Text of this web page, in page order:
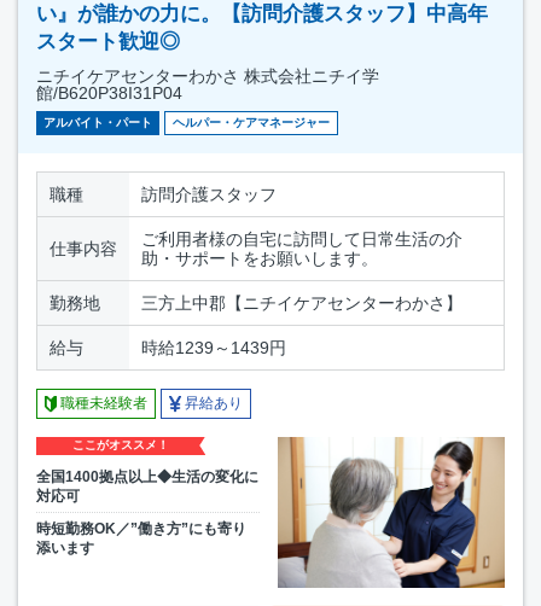
い』が誰かの力に。【訪問介護スタッフ】中高年
スタート歓迎◎
ニチイケアセンターわかさ 株式会社ニチイ学
館/B620P38I31P04
アルバイト・パート ヘルパー・ケアマネージャー
職種 訪問介護スタッフ
仕事内容
ご利用者様の自宅に訪問して日常生活の介
助・サポートをお願いします。
勤務地 三方上中郡【ニチイケアセンターわかさ】
給与 時給1239～1439円
職種未経験者 昇給あり
ここがオススメ！
全国1400拠点以上◆生活の変化に
対応可
時短勤務OK／”働き方”にも寄り
添います